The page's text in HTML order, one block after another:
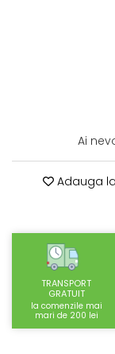
SUPLIMENTE
SUPLIMENTE
SUPLIMENTE
ANTITUMORAL
SUPLIMENTE
SUPLIMENTE
COLON
SUPLIMENTE
COSMETICE FAȚĂ
CREME CORP-
CALCAIE
Ai
Adauga
TRANSPORT
GRATUIT
la comenzile mai
mari de 200 lei